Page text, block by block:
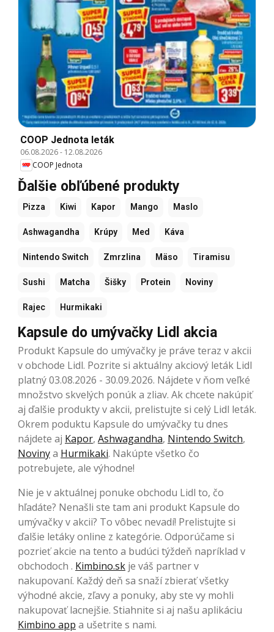
COOP Jednota leták
06.08.2026- 12.08.2026
COOP Jednota
Ďalšie obľúbené produkty
Pizza Kiwi Kapor Mango Maslo
Ashwagandha Krúpy Med Káva
Nintendo Switch Zmrzlina Mäso Tiramisu
Sushi Matcha Šišky Protein Noviny
Rajec Hurmikaki
Kapsule do umývačky Lidl akcia
Produkt Kapsule do umývačky je práve teraz v akcii
v obchode Lidl. Pozrite si aktuálny akciový leták Lidl
platný 03.08.2026 - 30.09.2026. Nájdete v ňom veľké
množstvo skvelých ponúk a zliav. Ak chcete nakúpiť
aj ďalšie produkty v akcii, prelistujte si celý Lidl leták.
Okrem poduktu Kapsule do umývačky tu dnes
nájdete aj Kapor, Ashwagandha, Nintendo Switch,
Novinya Hurmikaki. Nakúpte všetko čo
potrebujete, ale výhodne!
Nie je v aktuálnej ponuke obchodu Lidl to, čo
hľadáte? Nenašli ste tam ani produkt Kapsule do
umývačky v akcii? To vôbec nevadí! Prelistujte si
ďalšie letáky online z kategórie. Odporúčame si
pozrieť akcie na tento a budúci týždeň napríklad v
obchodoch . Kimbino.sk je váš partner v
nakupovaní. Každý deň sa snaží zbierať všetky
výhodné akcie, zľavy a ponuky, aby ste vy mohli
nakupovať lacnejšie. Stiahnite si aj našu aplikáciu
Kimbino app a ušetrite s nami.